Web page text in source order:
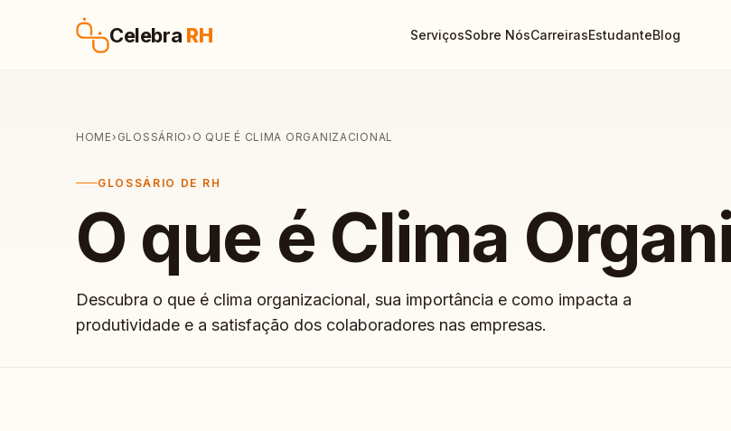
Celebra RH ServiçosSobre NósCarreirasEstudanteBlog
HOME› GLOSSÁRIO› O QUE É CLIMA ORGANIZACIONAL
GLOSSÁRIO DE RH
O que é Clima
Descubra o que é clima organizacional, sua importância e como impacta a
produtividade e a satisfação dos colaboradores nas empresas.